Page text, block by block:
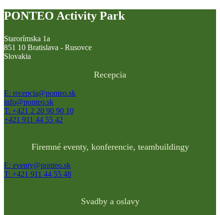
PONTEO Activity Park
Starorímska 1a
851 10 Bratislava - Rusovce
Slovakia
Recepcia
E: recepcia@ponteo.sk
info@ponteo.sk
T: +421 2 20 90 90 10
+421 911 44 55 42
Firemné eventy, konferencie, teambuildingy
E: eventy@ponteo.sk
T: +421 911 44 55 48
Svadby a oslavy